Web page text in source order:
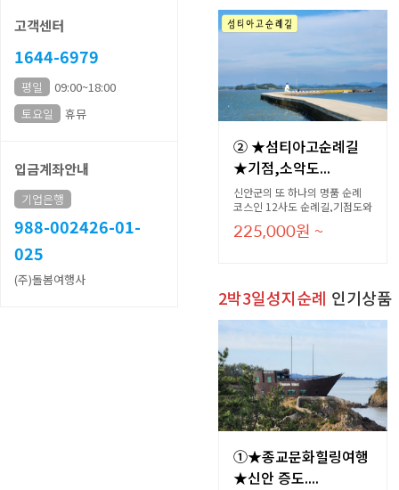
고객센터
1644-6979
평일
09:00~18:00
토요일
휴뮤
입금계좌안내
기업은행
988-002426-01-
025
(주)돌봄여행사
② ★섬티아고순례길
★기점,소악도...
신안군의 또 하나의 명품 순례
코스인 12사도 순례길,기점도와
소악도 그리고 부속섬에 12사도
의 이름을 딴 작은 집을 걸어서
제자의 집은 이길 중간,중간 세
워져 있으며 순례자들을 위한 기
도처와 쉼터를 제공하고 있습니
다.
225,000원 ~
2박3일성지순례 인기상품
①★종교문화힐링여행
★신안 증도....